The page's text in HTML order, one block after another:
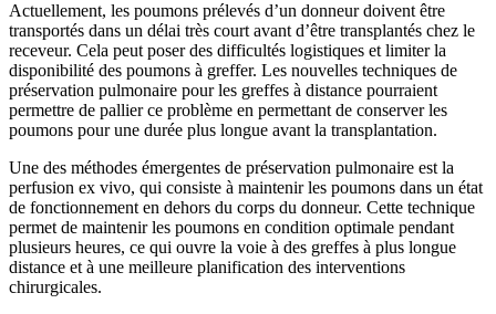
Actuellement, les poumons prélevés d’un donneur doivent être
transportés dans un délai très court avant d’être transplantés chez le
receveur. Cela peut poser des difficultés logistiques et limiter la
disponibilité des poumons à greffer. Les nouvelles techniques de
préservation pulmonaire pour les greffes à distance pourraient
permettre de pallier ce problème en permettant de conserver les
poumons pour une durée plus longue avant la transplantation.
Une des méthodes émergentes de préservation pulmonaire est la
perfusion ex vivo, qui consiste à maintenir les poumons dans un état
de fonctionnement en dehors du corps du donneur. Cette technique
permet de maintenir les poumons en condition optimale pendant
plusieurs heures, ce qui ouvre la voie à des greffes à plus longue
distance et à une meilleure planification des interventions
chirurgicales.